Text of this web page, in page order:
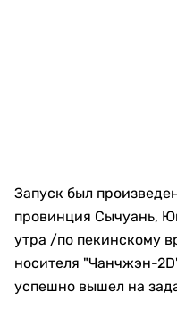
Запуск был
провинция Сычуань,
утра /по пекинскому
носителя "Чанчжэн-
успешно вышел на